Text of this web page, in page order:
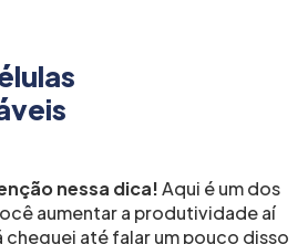
nessa dica!Aqui é um dos
aumentar a produtividade aí
cheguei até falar um pouco disso